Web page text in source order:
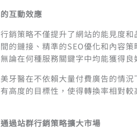
互動效應
銷策略不僅提升了網站的能見度
的鏈接、精準的SEO優化和內容
論在何種服務關鍵字中均能獲得良
牙醫在不依賴大量付費廣告的情
高度的目標性，使得轉換率相對
過站群行銷策略擴大市場